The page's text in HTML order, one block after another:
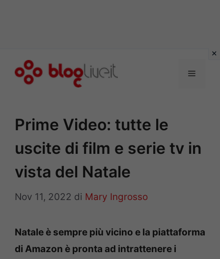
Menu
Prime Video: tutte le
uscite di film e serie tv in
vista del Natale
Nov 11, 2022 di Mary Ingrosso
Natale è sempre più vicino e la piattaforma
di Amazon è pronta ad intrattenere i